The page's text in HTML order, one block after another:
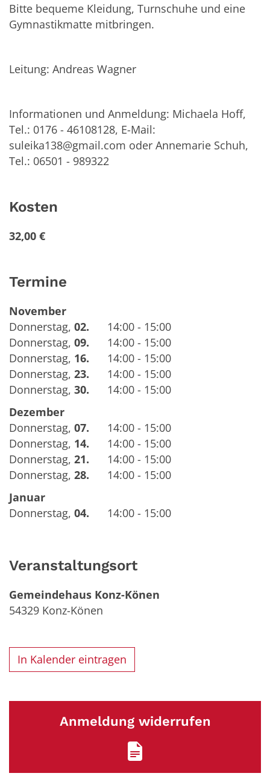
Bitte bequeme Kleidung, Turnschuhe und eine
Gymnastikmatte mitbringen.
Leitung: Andreas Wagner
Informationen und Anmeldung: Michaela Hoff,
Tel.: 0176 - 46108128, E-Mail:
suleika138@gmail.com oder Annemarie Schuh,
Tel.: 06501 - 989322
Kosten
32,00 €
Termine
November
Donnerstag, 02.
14:00 - 15:00
Donnerstag, 09.
14:00 - 15:00
Donnerstag, 16.
14:00 - 15:00
Donnerstag, 23.
14:00 - 15:00
Donnerstag, 30.
14:00 - 15:00
Dezember
Donnerstag, 07.
14:00 - 15:00
Donnerstag, 14.
14:00 - 15:00
Donnerstag, 21.
14:00 - 15:00
Donnerstag, 28.
14:00 - 15:00
Januar
Donnerstag, 04. 14:00 - 15:00
Veranstaltungsort
Gemeindehaus Konz-Könen
54329 Konz-Könen
In Kalender eintragen
Anmeldung widerrufen